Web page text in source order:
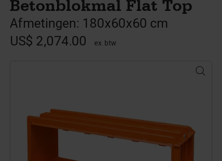
Betonblokmal Flat Top
Afmetingen: 180x60x60 cm
US$ 2,074.00
ex. btw